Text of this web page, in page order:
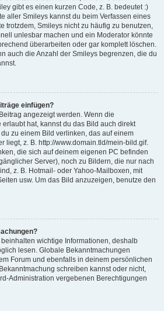
gibt es einen kurzen Code, z. B. bedeutet :)
aller Smileys kannst du beim Verfassen eines
trotzdem, Smileys nicht zu häufig zu benutzen,
unlesbar machen und ein Moderator könnte
überarbeiten oder gar komplett löschen.
auch die Anzahl der Smileys begrenzen, die du
einfügen?
angezeigt werden. Wenn die
hat, kannst du das Bild auch direkt
zu einem Bild verlinken, das auf einem
liegt, z. B. http://www.domain.tld/mein-bild.gif.
die sich auf deinem eigenen PC befinden
Server), noch zu Bildern, die nur nach
z. B. Hotmail- oder Yahoo-Mailboxen, mit
usw. Um das Bild anzuzeigen, benutze den
wichtige Informationen, deshalb
lesen. Globale Bekanntmachungen
Forum und ebenfalls in deinem persönlichen
schreiben kannst oder nicht,
Administration vergebenen Berechtigungen